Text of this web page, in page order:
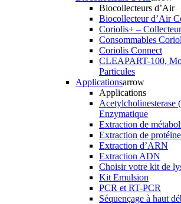
Biocollecteurs d’Air
Biocollecteur d’Air
Coriolis+ –
Consommables
Coriolis Connect
CLEAPART-100,
Particules
Applicationsarrow
Applications
Acetylcholinesterase
Enzymatique
Extraction de
Extraction de
Extraction d’ARN
Extraction ADN
Choisir votre kit de
Kit Emulsion
PCR et RT-PCR
Séquençage à haut